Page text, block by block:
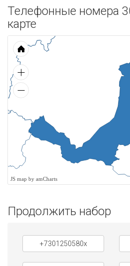
Телефонные номера
карте
JS map by amCharts
Продолжить набор
+7301250580x